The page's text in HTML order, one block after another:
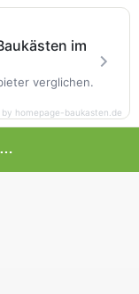
Rassegeflügel - und Kleintierhof Lonalu
im
verglichen.
by homepage-baukasten.de